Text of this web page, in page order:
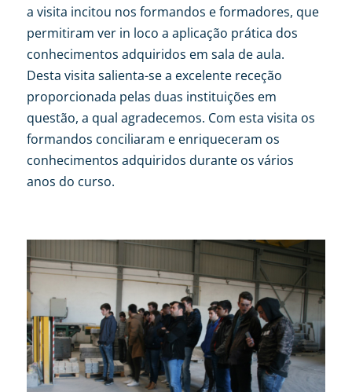
a visita incitou nos formandos e formadores, que
permitiram ver in loco a aplicação prática dos
conhecimentos adquiridos em sala de aula.
Desta visita salienta-se a excelente receção
proporcionada pelas duas instituições em
questão, a qual agradecemos. Com esta visita os
formandos conciliaram e enriqueceram os
conhecimentos adquiridos durante os vários
anos do curso.